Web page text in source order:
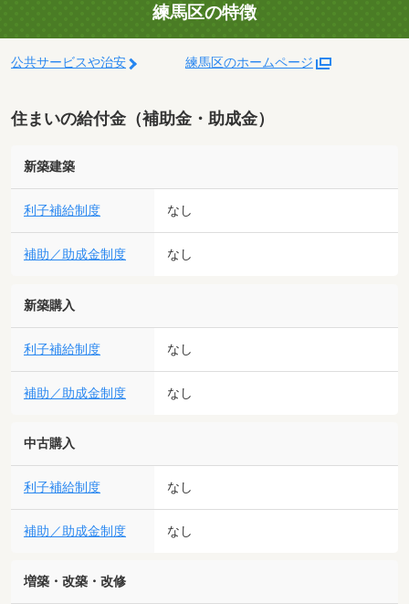
練馬区の特徴
公共サービスや治安 練馬区のホームページ
住まいの給付金（補助金・助成金）
新築建築
利子補給制度 なし
補助／助成金制度 なし
新築購入
利子補給制度 なし
補助／助成金制度 なし
中古購入
利子補給制度 なし
補助／助成金制度 なし
増築・改築・改修